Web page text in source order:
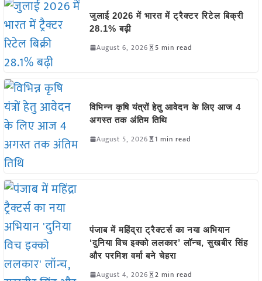
जुलाई 2026 में भारत में ट्रैक्टर रिटेल बिक्री
28.1% बढ़ी
August 6, 2026 5 min read
विभिन्न कृषि यंत्रों हेतु आवेदन के लिए आज 4
अगस्त तक अंतिम तिथि
August 5, 2026 1 min read
पंजाब में महिंद्रा ट्रैक्टर्स का नया अभियान
‘दुनिया विच इक्को ललकार’ लॉन्च, सुखबीर सिंह
और परमिश वर्मा बने चेहरा
August 4, 2026 2 min read